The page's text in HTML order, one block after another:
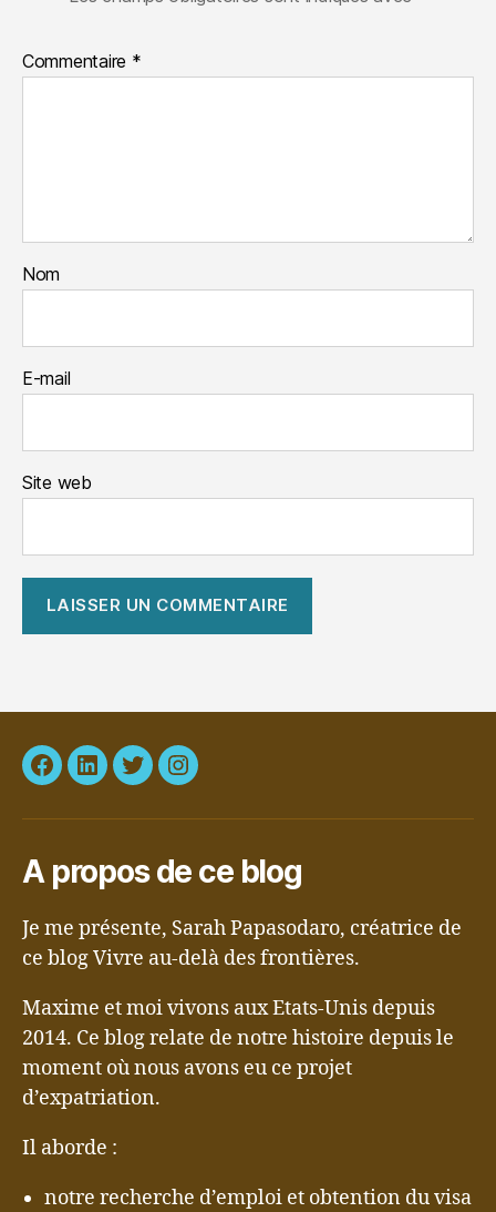
Commentaire *
Nom
E-mail
Site web
Facebook
LinkedInTwitterInstagram
A propos de ce blog
Je me présente, Sarah Papasodaro, créatrice de
ce blog Vivre au-delà des frontières.
Maxime et moi vivons aux Etats-Unis depuis
2014. Ce blog relate de notre histoire depuis le
moment où nous avons eu ce projet
d’expatriation.
Il aborde :
notre recherche d’emploi et obtention du visa